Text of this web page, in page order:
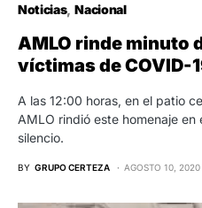
Noticias Nacional
AMLO rinde minuto
víctimas de COVID-
A las 12:00 horas, en el patio
AMLO rindió este homenaje
silencio.
BY GRUPO CERTEZA AGOSTO 10, 2020